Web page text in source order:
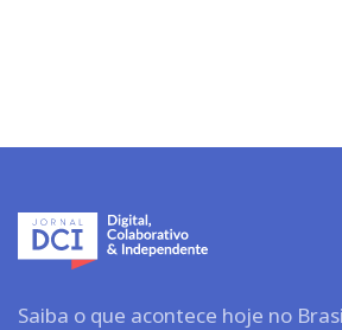
Saiba o que acontece hoje no